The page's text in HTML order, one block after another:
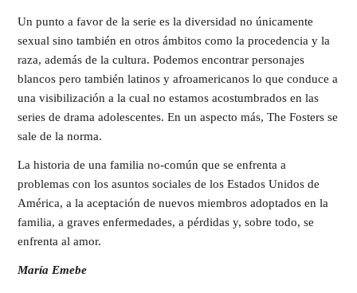
Un punto a favor de la serie es la diversidad no únicamente
sexual sino también en otros ámbitos como la procedencia y la
raza, además de la cultura. Podemos encontrar personajes
blancos pero también latinos y afroamericanos lo que conduce a
una visibilización a la cual no estamos acostumbrados en las
series de drama adolescentes. En un aspecto más, The Fosters se
sale de la norma.
La historia de una familia no-común que se enfrenta a
problemas con los asuntos sociales de los Estados Unidos de
América, a la aceptación de nuevos miembros adoptados en la
familia, a graves enfermedades, a pérdidas y, sobre todo, se
enfrenta al amor.
María Emebe